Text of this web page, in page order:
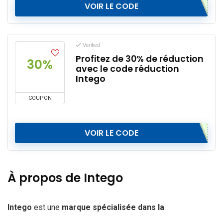
VOIR LE CODE
30%
COUPON
Verified
Profitez de 30% de réduction
avec le code réduction
Intego
VOIR LE CODE
À propos de Intego
Intego est une marque spécialisée dans la